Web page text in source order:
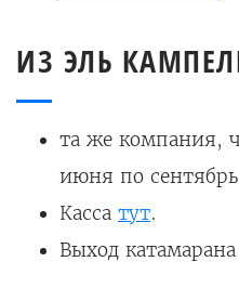
ИЗ ЭЛЬ
та же компания,
июня по
Касса тут.
Выход